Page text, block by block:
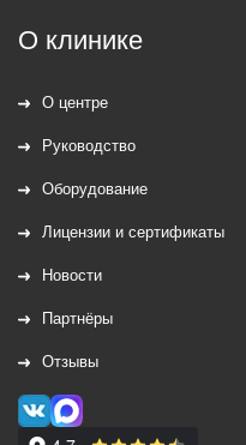
О клинике
О центре
Руководство
Оборудование
Лицензии и сертификаты
Новости
Партнёры
Отзывы